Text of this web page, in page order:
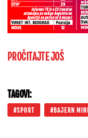
PROČITAJTE JOŠ
TAGOVI:
SPORT BAJERN